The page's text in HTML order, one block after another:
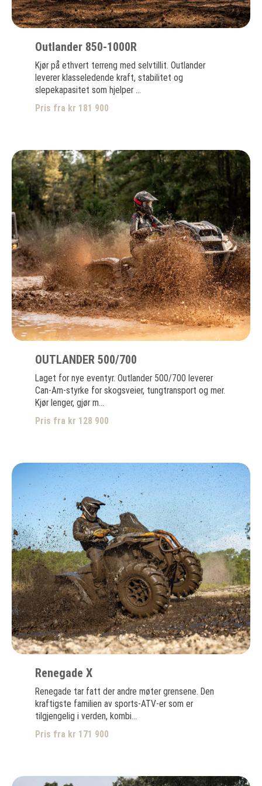
Outlander 850-1000R
Kjør på ethvert terreng med selvtillit. Outlander
leverer klasseledende kraft, stabilitet og
slepekapasitet som hjelper ...
Pris fra kr 181 900
OUTLANDER 500/700
Laget for nye eventyr. Outlander 500/700 leverer
Can-Am-styrke for skogsveier, tungtransport og mer.
Kjør lenger, gjør m...
Pris fra kr 128 900
Renegade X
Renegade tar fatt der andre møter grensene. Den
kraftigste familien av sports-ATV-er som er
tilgjengelig i verden, kombi...
Pris fra kr 171 900